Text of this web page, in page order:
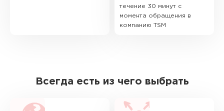
течение 30 минут с
момента обращения в
компанию TSM
Всегда есть из чего выбрать